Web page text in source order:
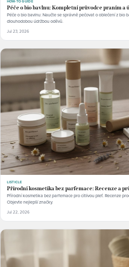
HOW-TO GUIDE
Péče o bio bavlnu: Kompletní průvodce praním a
Péče o bio bavlnu: Naučte se správně pečovat o oblečení z bio
dlouhodobou údržbou oděvů.
Jul 23, 2026
LISTICLE
Přírodní kosmetika bez parfemace: Recenze a
Přírodní kosmetika bez parfemace pro citlivou pleť. Recenze
Objevte nejlepší značky.
Jul 22, 2026